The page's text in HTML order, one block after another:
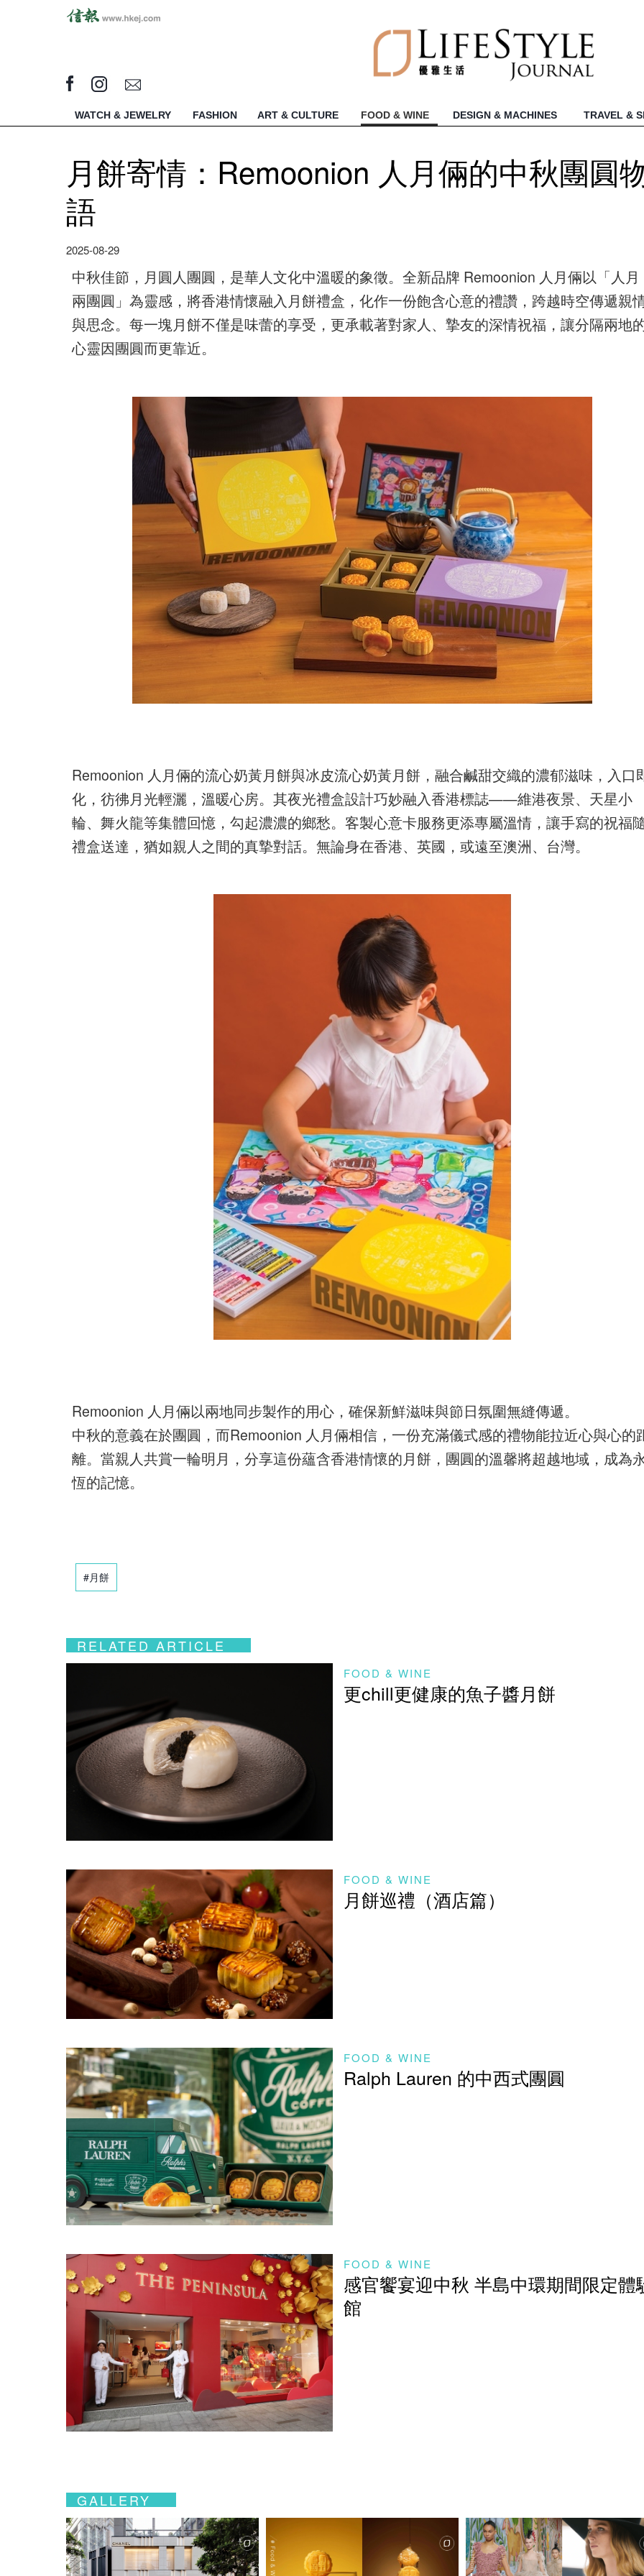
WATCH & JEWELRY FASHION ART & CULTURE FOOD & WINE DESIGN & MACHINES TRAVEL &
月餅寄情：Remoonion 人月倆的中秋團圓
語
2025-08-29
中秋佳節，月圓人團圓，是華人文化中溫暖的象徵。全新品牌 Remoonion 人月倆以「人月
兩團圓」為靈感，將香港情懷融入月餅禮盒，化作一份飽含心意的禮讚，跨越時空傳遞親
與思念。每一塊月餅不僅是味蕾的享受，更承載著對家人、摯友的深情祝福，讓分隔兩地
心靈因團圓而更靠近。
Remoonion 人月倆的流心奶黃月餅與冰皮流心奶黃月餅，融合鹹甜交織的濃郁滋味，入口
化，彷彿月光輕灑，溫暖心房。其夜光禮盒設計巧妙融入香港標誌——維港夜景、天星小
輪、舞火龍等集體回憶，勾起濃濃的鄉愁。客製心意卡服務更添專屬溫情，讓手寫的祝福
禮盒送達，猶如親人之間的真摯對話。無論身在香港、英國，或遠至澳洲、台灣。
Remoonion 人月倆以兩地同步製作的用心，確保新鮮滋味與節日氛圍無縫傳遞。
中秋的意義在於團圓，而Remoonion 人月倆相信，一份充滿儀式感的禮物能拉近心與心的
離。當親人共賞一輪明月，分享這份蘊含香港情懷的月餅，團圓的溫馨將超越地域，成為
恆的記憶。
#月餅
RELATED ARTICLE
FOOD & WINE
更chill更健康的魚子醬月餅
FOOD & WINE
月餅巡禮（酒店篇）
FOOD & WINE
Ralph Lauren 的中西式團圓
FOOD & WINE
感官饗宴迎中秋 半島中環期間限定體
館
GALLERY